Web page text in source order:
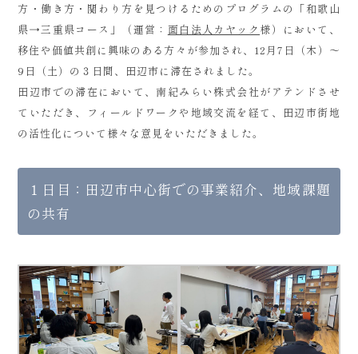
方・働き方・関わり方を見つけるためのプログラムの「和歌山
県→三重県コース」（運営： 面白法人カヤック 様）において、
移住や価値共創に興味のある方々が参加され、12月7日（木）～
9日（土）の３日間、田辺市に滞在されました。
田辺市での滞在において、南紀みらい株式会社がアテンドさせ
ていただき、フィールドワークや地域交流を経て、田辺市街地
の活性化について様々な意見をいただきました。
１日目：田辺市中心街での事業紹介、地域課題
の共有